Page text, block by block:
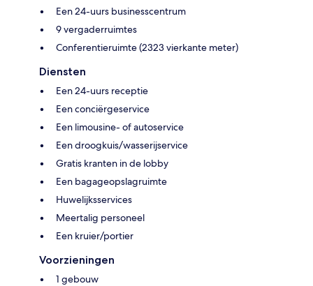
Een 24-uurs businesscentrum
9 vergaderruimtes
Conferentieruimte (2323 vierkante meter)
Diensten
Een 24-uurs receptie
Een conciërgeservice
Een limousine- of autoservice
Een droogkuis/wasserijservice
Gratis kranten in de lobby
Een bagageopslagruimte
Huwelijksservices
Meertalig personeel
Een kruier/portier
Voorzieningen
1 gebouw